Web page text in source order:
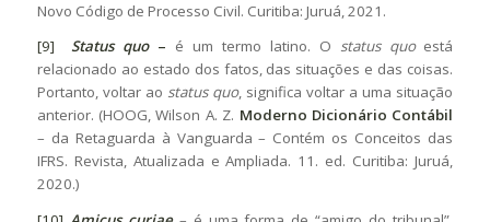
Novo Código de Processo Civil. Curitiba: Juruá, 2021.
[9]
Status quo – é um termo latino. O status quoestá
relacionado ao estado dos fatos, das situações e das coisas.
Portanto, voltar ao status quo, significa voltar a uma situação
anterior. (HOOG, Wilson A. Z. Moderno Dicionário Contábil
– da Retaguarda à Vanguarda – Contém os Conceitos das
IFRS. Revista, Atualizada e Ampliada. 11. ed. Curitiba: Juruá,
2020.)